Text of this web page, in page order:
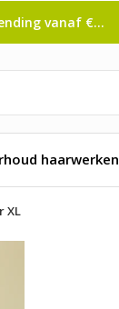
haarwerken
vanaf € 45 ,-
XL